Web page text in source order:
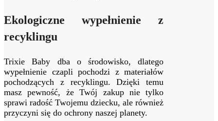
Ekologiczne wypełnienie z
recyklingu
Trixie Baby dba o środowisko, dlatego
wypełnienie czapli pochodzi z materiałów
pochodzących z recyklingu. Dzięki temu
masz pewność, że Twój zakup nie tylko
sprawi radość Twojemu dziecku, ale również
przyczyni się do ochrony naszej planety.